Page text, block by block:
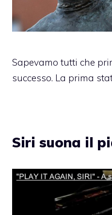
Sapevamo tutti che
successo. La prima
Siri suona il